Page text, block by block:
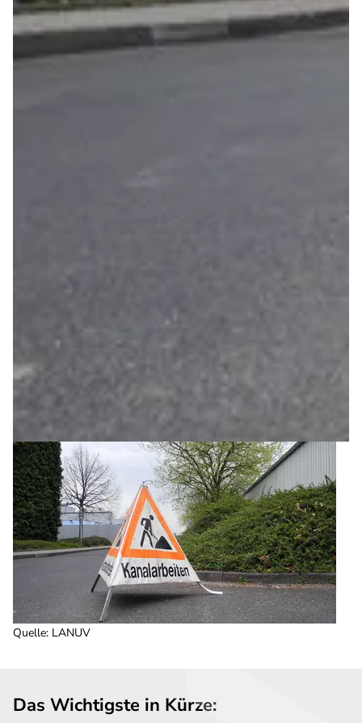
Quelle: LANUV
Das Wichtigste in Kürze: